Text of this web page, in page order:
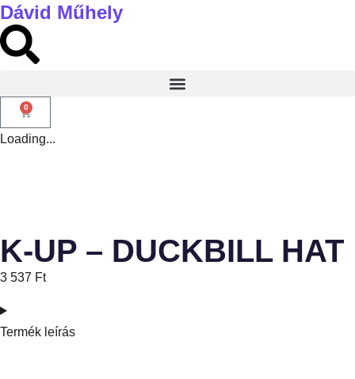
Dávid Műhely
0
Loading...
K-UP – DUCKBILL HAT
3 537 Ft
Termék leírás